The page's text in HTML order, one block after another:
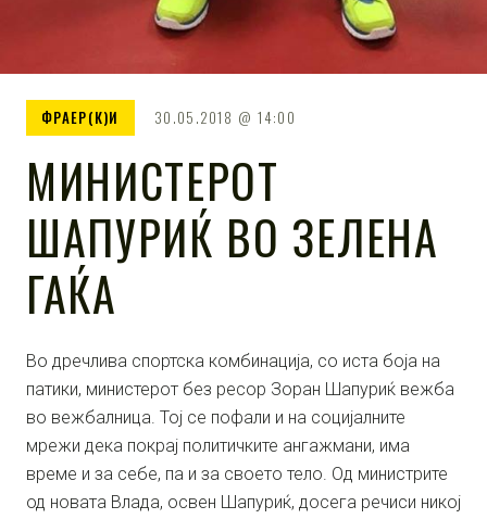
ФРАЕР(К)И 30.05.2018 14:00
МИНИСТЕРОТ
ШАПУРИЌ ВО ЗЕЛЕНА
ГАЌА
Во дречлива спортска комбинација, со иста боја на
патики, министерот без ресор Зоран Шапуриќ вежба
во вежбалница. Тој се пофали и на социјалните
мрежи дека покрај политичките ангажмани, има
време и за себе, па и за своето тело. Од министрите
од новата Влада, освен Шапуриќ, досега речиси никој